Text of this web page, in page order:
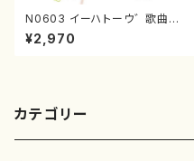
N0603 イーハトーウ゛歌曲集1
（歌，ピアノ/中村節也/楽譜）
¥2,970
カテゴリー